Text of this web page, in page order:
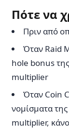
Πότε να
Πριν από
Όταν Raid
hole bonus
multiplier
Όταν Coin
νομίσματα
multiplier,